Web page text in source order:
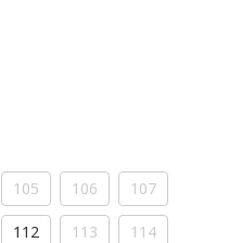
105 106 107
112 113 114